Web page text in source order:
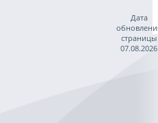
Дата
страницы
07.08.2026